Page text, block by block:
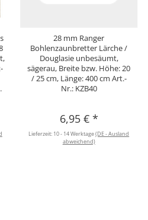
28 mm Ranger
Bohlenzaunbretter Lärche /
Douglasie unbesäumt,
sägerau, Breite bzw. Höhe: 20
/ 25 cm, Länge: 400 cm Art.-
Nr.: KZB40
6,95 € *
Lieferzeit: 10 - 14 Werktage(DE - Ausland
abweichend)